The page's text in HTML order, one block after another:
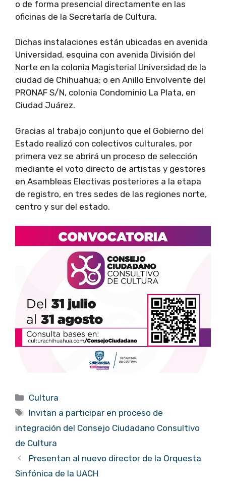
o de forma presencial directamente en las
oficinas de la Secretaría de Cultura.
Dichas instalaciones están ubicadas en avenida
Universidad, esquina con avenida División del
Norte en la colonia Magisterial Universidad de la
ciudad de Chihuahua; o en Anillo Envolvente del
PRONAF S/N, colonia Condominio La Plata, en
Ciudad Juárez.
Gracias al trabajo conjunto que el Gobierno del
Estado realizó con colectivos culturales, por
primera vez se abrirá un proceso de selección
mediante el voto directo de artistas y gestores
en Asambleas Electivas posteriores a la etapa
de registro, en tres sedes de las regiones norte,
centro y sur del estado.
Categorías
Cultura
Etiquetas
Invitan a participar en proceso de
integración del Consejo Ciudadano Consultivo
de Cultura
Presentan al nuevo director de la Orquesta
Sinfónica de la UACH